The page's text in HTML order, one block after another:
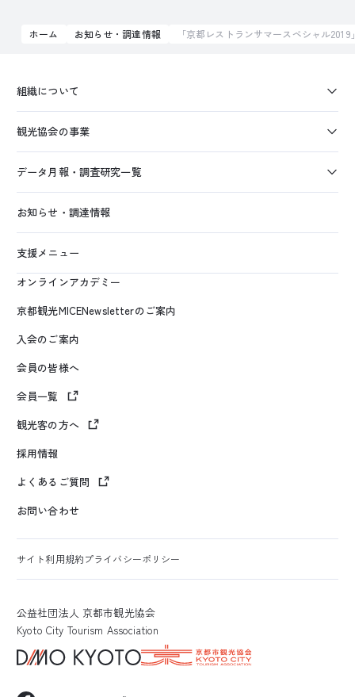
ホーム お知らせ・調達情報 「京都レストランサマースペシャル
組織について
観光協会の事業
データ月報・調査研究一覧
お知らせ・調達情報
支援メニュー
オンラインアカデミー
京都観光MICENewsletterのご案内
入会のご案内
会員の皆様へ
会員一覧
観光客の方へ
採用情報
よくあるご質問
お問い合わせ
サイト利用規約プライバシーポリシー
公益社団法人 京都市観光協会
Kyoto City Tourism Association